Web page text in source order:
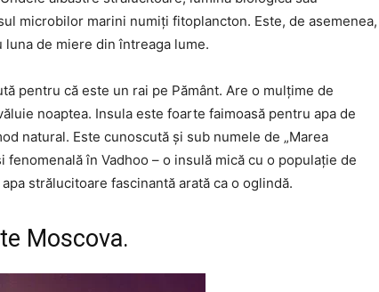
microbilor marini numiți fitoplancton. Este, de asemenea,
de miere din întreaga lume.
pentru că este un rai pe Pământ. Are o mulțime de
noaptea. Insula este foarte faimoasă pentru apa de
natural. Este cunoscută și sub numele de „Marea
în Vadhoo – o insulă mică cu o populație de
strălucitoare fascinantă arată ca o oglindă.
Moscova.